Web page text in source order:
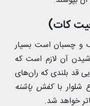
و چسبان است بسیار
آن لازم است که
قد بلندی که ران‌های
شلوار باکفش پاشنه
خواهد شد.